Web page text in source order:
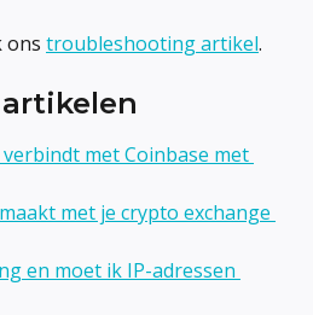
ons troubleshooting artikel.
met Coinbase met
met je crypto exchange
en moet ik IP-adressen